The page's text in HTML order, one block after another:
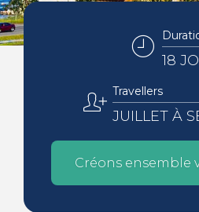
18
Travellers
JUILLET À
Créons ensemble